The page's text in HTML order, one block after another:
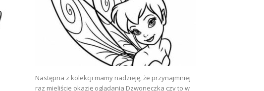
Następna z kolekcji mamy nadzieję, że przynajmniej
raz mieliście okazję oglądania Dzwoneczka czy to w